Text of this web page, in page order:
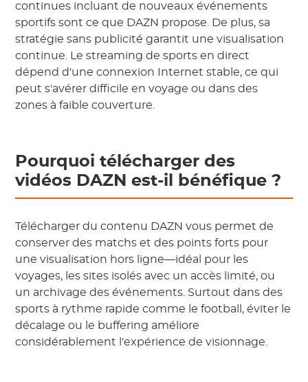
continues incluant de nouveaux événements
sportifs sont ce que DAZN propose. De plus, sa
stratégie sans publicité garantit une visualisation
continue. Le streaming de sports en direct
dépend d'une connexion Internet stable, ce qui
peut s'avérer difficile en voyage ou dans des
zones à faible couverture.
Pourquoi télécharger des
vidéos DAZN est-il bénéfique ?
Télécharger du contenu DAZN vous permet de
conserver des matchs et des points forts pour
une visualisation hors ligne—idéal pour les
voyages, les sites isolés avec un accès limité, ou
un archivage des événements. Surtout dans des
sports à rythme rapide comme le football, éviter le
décalage ou le buffering améliore
considérablement l'expérience de visionnage.